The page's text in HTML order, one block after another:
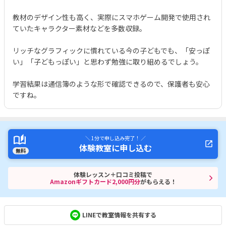
教材のデザイン性も高く、実際にスマホゲーム開発で使用され
ていたキャラクター素材などを多数収録。
リッチなグラフィックに慣れている今の子どもでも、「安っぽ
い」「子どもっぽい」と思わず勉強に取り組めるでしょう。
学習結果は通信簿のような形で確認できるので、保護者も安心
ですね。
無料
＼ 1分で申し込み完了！ ／
体験教室に申し込む
体験レッスン＋口コミ投稿で
Amazonギフトカード2,000円分がもらえる！
LINEで教室情報を共有する